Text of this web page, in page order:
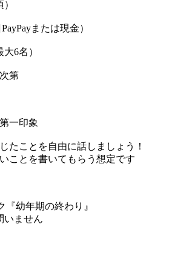
または現金）
6名）
第
一印象
たことを自由に話しましょう！
ことを書いてもらう想定です
『幼年期の終わり』
いません